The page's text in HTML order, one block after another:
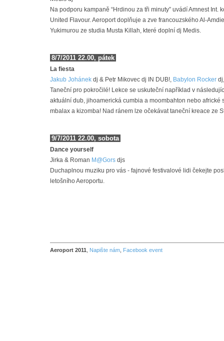
Na podporu kampaně “Hrdinou za tři minuty” uvádí Amnest Int.
United Flavour. Aeroport doplňuje a zve francouzského Al-
Yukimurou ze studia Musta Killah, které doplní dj Medis.
8/7/2011 22.00, pátek
La fiesta
Jakub Johánek dj & Petr Mikovec dj IN DUB!, Babylon Rocker
Taneční pro pokročilé! Lekce se uskuteční například v
aktuální dub, jihoamerická cumbia a moombahton nebo africké
mbalax a kizomba! Nad ránem lze očekávat taneční kreace ze
9/7/2011 22.00, sobota
Dance yourself
Jirka & Roman M@Gors djs
Duchaplnou muziku pro vás - fajnové festivalové lidi čekejte
letošního Aeroportu.
Aeroport 2011 Napište nám Facebook event